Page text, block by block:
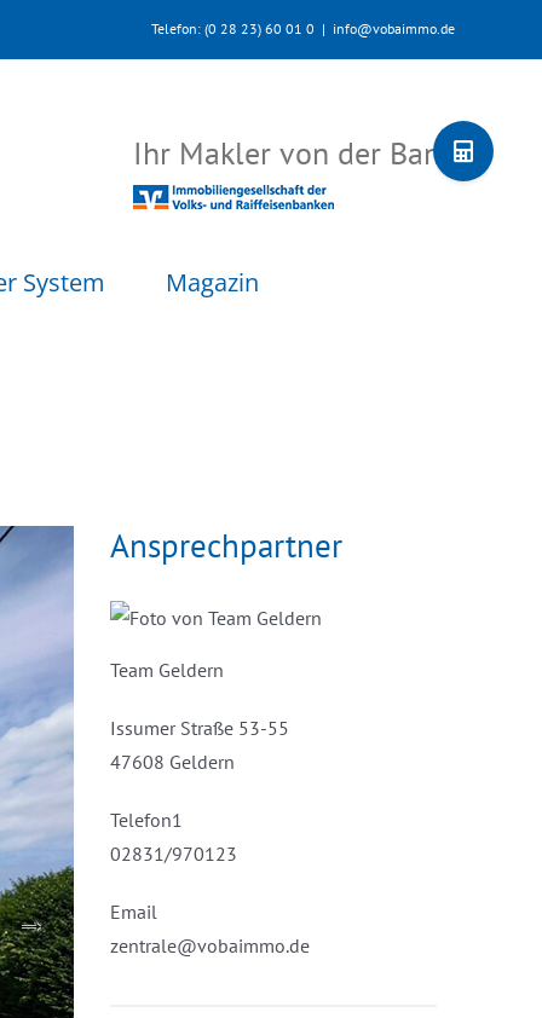
Telefon: (0 28 23) 60 01 0 | info@vobaimmo.de
Ihr Makler von der Bank
System Magazin
Ansprechpartner
Team Geldern
Issumer Straße 53-55
47608 Geldern
Telefon1
02831/970123
Email
zentrale@vobaimmo.de
Toggle
Sliding